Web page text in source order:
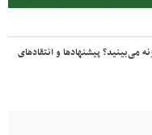
می‌بینید؟ پیشنهادها و انتقادهای